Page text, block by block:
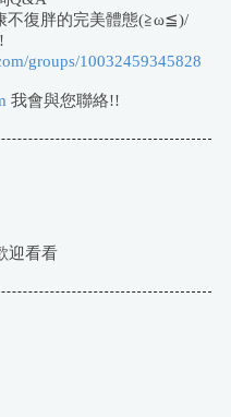
不復胖的完美體態(≧ω≦)/
groups/10032459345828
我會與您聯絡!!
迎看看